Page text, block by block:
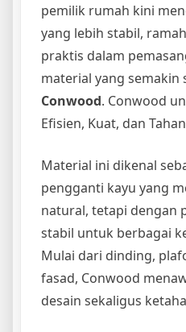
pemilik rumah kini
yang lebih stabil,
praktis dalam
material yang semakin
Conwood. Conwood
Efisien, Kuat, dan
Material ini dikenal
pengganti kayu yang
natural, tetapi dengan
stabil untuk berbagai
Mulai dari dinding,
fasad, Conwood
desain sekaligus